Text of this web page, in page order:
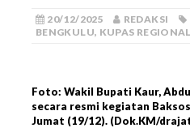
20/12/2025 REDAKSI
BENGKULU, KUPAS REGIONAL
Foto: Wakil Bupati Kaur,
secara resmi kegiatan
Jumat (19/12). (Dok.KM/